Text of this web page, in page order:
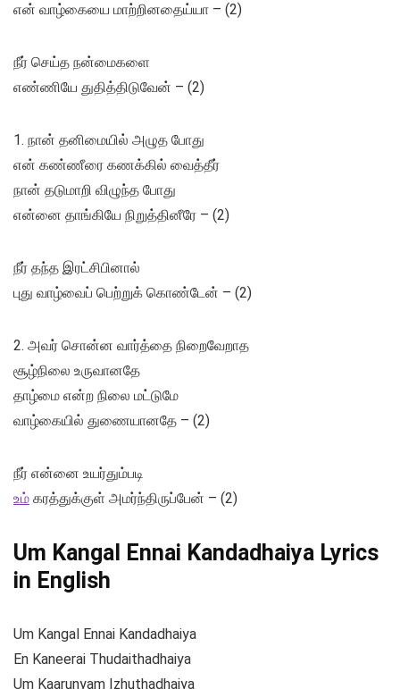
என் வாழ்கையை மாற்றினதைய்யா – (2)
நீர் செய்த நன்மைகளை
எண்ணியே துதித்திடுவேன் – (2)
1. நான் தனிமையில் அழுத போது
என் கண்ணீரை கணக்கில் வைத்தீர்
நான் தடுமாறி விழுந்த போது
என்னை தாங்கியே நிறுத்தினீரே – (2)
நீர் தந்த இரட்சிபினால்
புது வாழ்வைப் பெற்றுக் கொண்டேன் – (2)
2. அவர் சொன்ன வார்த்தை நிறைவேறாத
சூழ்நிலை உருவானதே
தாழ்மை என்ற நிலை மட்டுமே
வாழ்கையில் துணையானதே – (2)
நீர் என்னை உயர்தும்படி
உம் கரத்துக்குள் அமர்ந்திருப்பேன் – (2)
Um Kangal Ennai Kandadhaiya Lyrics
in English
Um Kangal Ennai Kandadhaiya
En Kaneerai Thudaithadhaiya
Um Kaarunyam Izhuthadhaiya